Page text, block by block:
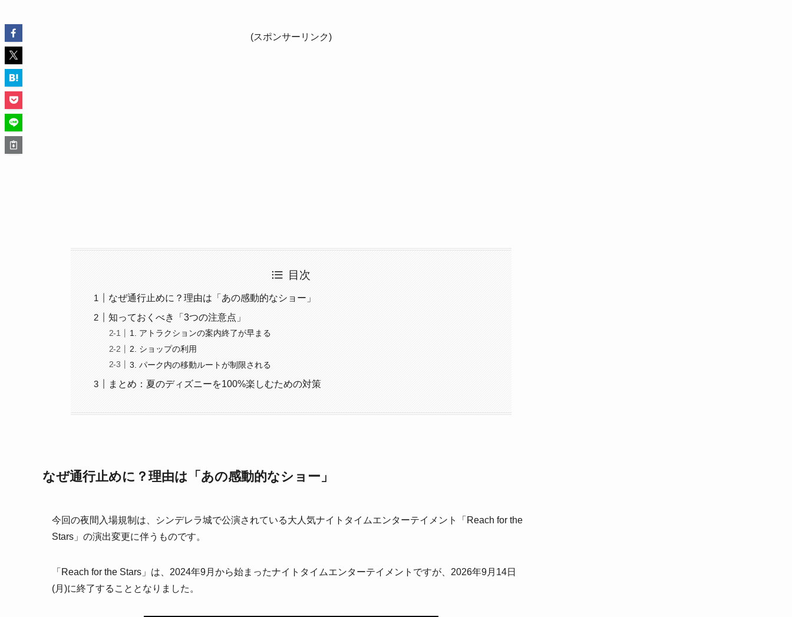
(スポンサーリンク)
目次
なぜ通行止めに？理由は「あの感動的なショー」
知っておくべき「3つの注意点」
1. アトラクションの案内終了が早まる
2. ショップの利用
3. パーク内の移動ルートが制限される
まとめ：夏のディズニーを100%楽しむための対策
なぜ通行止めに？理由は「あの感動的なショー」
今回の夜間入場規制は、シンデレラ城で公演されている大人気ナイトタイムエンターテイメント「Reach for the
Stars」の演出変更に伴うものです。
「Reach for the Stars」は、2024年9月から始まったナイトタイムエンターテイメントですが、2026年9月14日
(月)に終了することとなりました。